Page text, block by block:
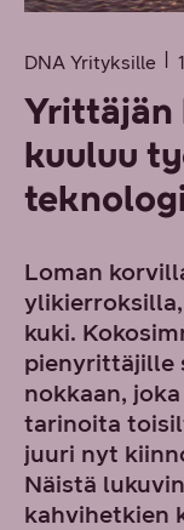
DNA Yrityksille
Yrittäjän
kuuluu
Loman
kuki.
pienyrittäjille
nokkaan,
tarinoita
juuri nyt
Näistä
kahvihetkien